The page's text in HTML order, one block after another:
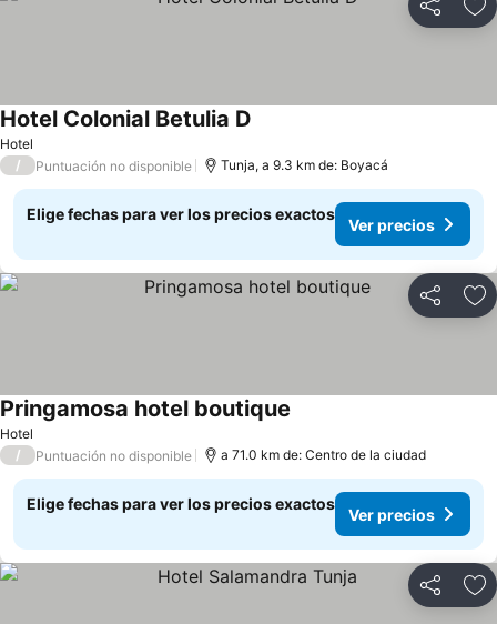
Compartir
Hotel
Hotel Colonial Betulia D
/ Puntuación no disponible Tunja, a 9.3 km de: Boyacá
Elige fechas para ver los precios exactos
Ver precios
Compartir
Hotel
Pringamosa hotel boutique
/ Puntuación no disponible a 71.0 km de: Centro de la ciudad
Elige fechas para ver los precios exactos
Ver precios
Compartir